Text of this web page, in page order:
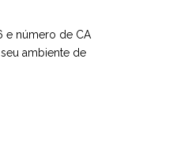
e número de CA
ambiente de